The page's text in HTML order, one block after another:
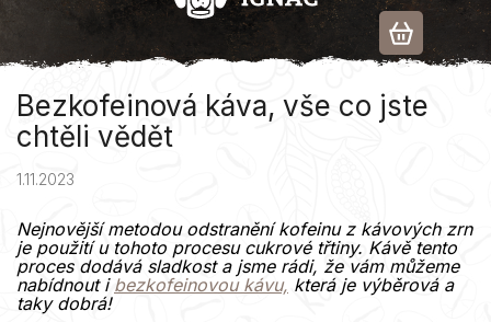
Přejít
Bezkofeinová káva, vše co jste
chtěli vědět
1.11.2023
Nejnovější metodou odstranění kofeinu z kávových zrn
je použití u tohoto procesu cukrové třtiny. Kávě tento
proces dodává sladkost a jsme rádi, že vám můžeme
nabídnout i bezkofeinovou kávu, která je výběrová a
taky dobrá!